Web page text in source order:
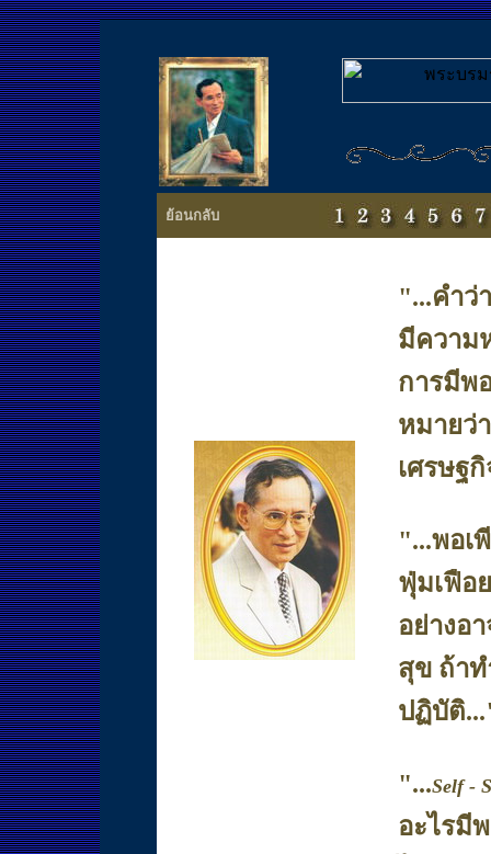
ย้อนกลับ
"...คำว่
มีความ
การมีพ
หมายว่
เศรษฐ
"...พอเ
ฟุ่มเฟือ
อย่างอ
สุข ถ้า
ปฏิบัติ
"...Self -
อะไรมี